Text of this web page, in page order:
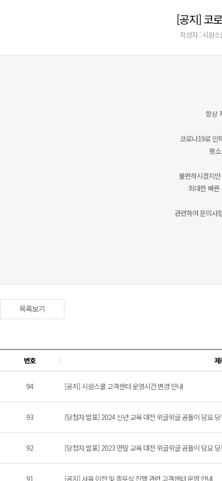
[공지] 코
작성자 : 시원스
항상
코로나19로 인
평
불편하시겠지
최대한 빠른
관련하여 문의사
목록보기
번호
94 [공지] 시원스쿨 고객센터 운영시간 변경 안내
93 [당첨자 발표] 2024 신년 교육 대전 위글위글 곰돌이 담요
92 [당첨자 발표] 2023 연말 교육 대전 위글위글 곰돌이 담요
91 [공지] 사옥 이전 및 종무식 진행 관련 고객센터 운영 안내